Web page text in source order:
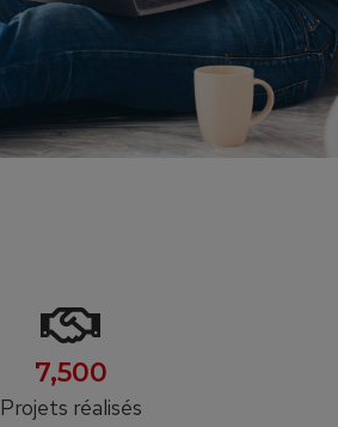
7,500
Projets réalisés